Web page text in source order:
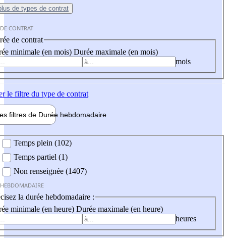
de types de contrat
CONTRAT
de contrat
minimale (en mois) Durée maximale (en mois)
mois
le filtre du type de contrat
filtres de Durée hebdomadaire
Temps plein (102)
Temps partiel (1)
Non renseignée (1407)
la durée hebdomadaire :
minimale (en heure) Durée maximale (en heure)
heures